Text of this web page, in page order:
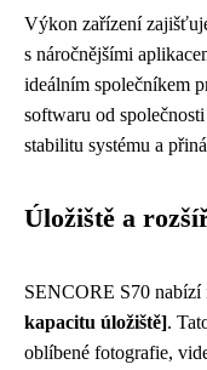
Výkon zařízení
s náročnějšími
ideálním společníkem
softwaru od
stabilitu systému a
Úložiště a
SENCORE S70 nabízí
kapacitu úložiště].
oblíbené fotografie,